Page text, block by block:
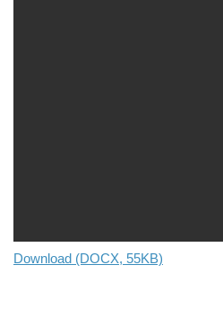
Download (DOCX, 55KB)